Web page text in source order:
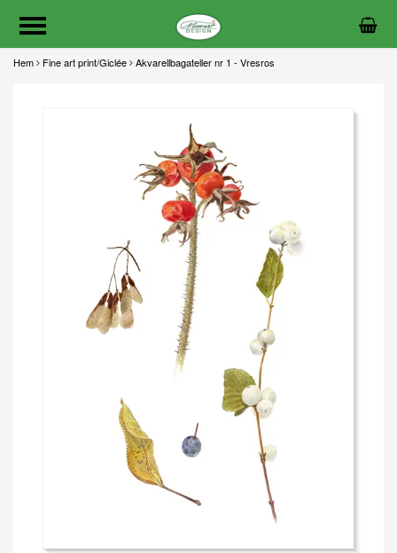
Hem Fine art print/Giclée Akvarellbagateller nr 1 - Vresros